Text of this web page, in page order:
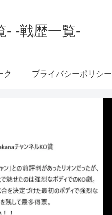
-戦歴一覧-
ク プライバシーポリシー